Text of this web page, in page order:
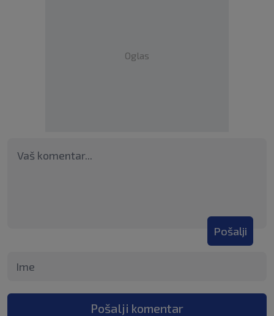
Oglas
Pošalji
Pošalji komentar